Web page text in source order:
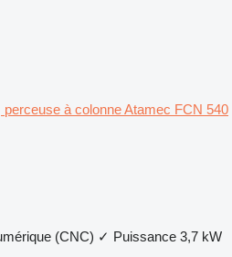
perceuse à colonne Atamec FCN 540
(CNC) ✓ Puissance 3,7 kW